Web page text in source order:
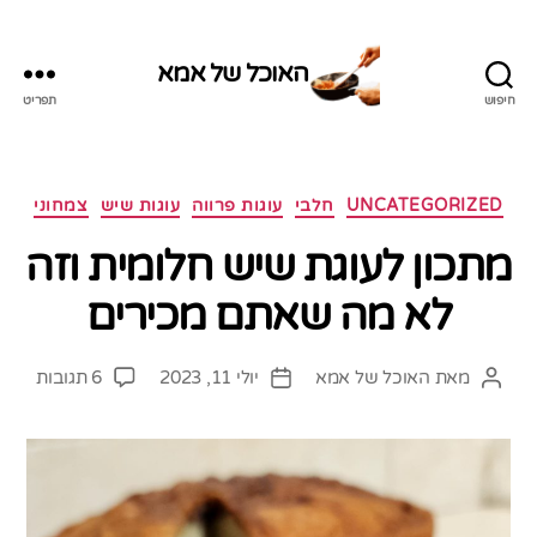
חיפוש
האוכל של אמא
תפריט
קטגוריות UNCATEGORIZED חלבי עוגות פרווה עוגות שיש צמחוני
מתכון לעוגת שיש חלומית וזה
לא מה שאתם מכירים
המחבר
מאת האוכל של אמא
תאריך
יולי 11, 2023 6 תגובות
על